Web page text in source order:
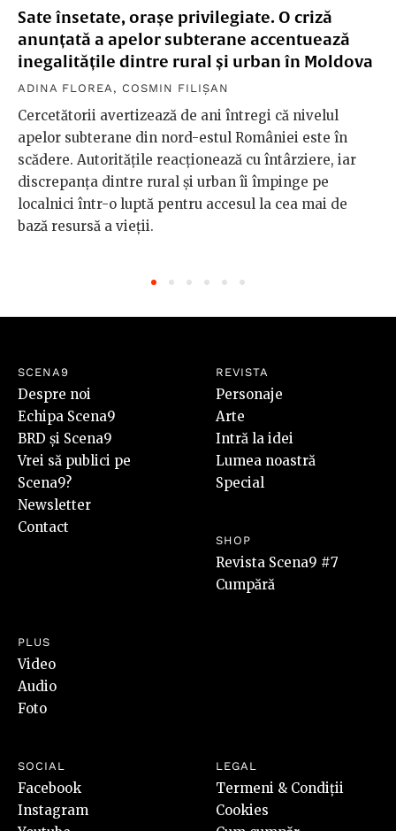
Sate însetate, orașe privilegiate. O criză
anunțată a apelor subterane accentuează
inegalitățile dintre rural și urban în Moldova
ADINA FLOREA , COSMIN FILIȘAN
Cercetătorii avertizează de ani întregi că nivelul
apelor subterane din nord-estul României este în
scădere. Autoritățile reacționează cu întârziere, iar
discrepanța dintre rural și urban îi împinge pe
localnici într-o luptă pentru accesul la cea mai de
bază resursă a vieții.
SCENA9
Despre noi
Echipa Scena9
BRD și Scena9
Vrei să publici pe
Scena9?
Newsletter
Contact
REVISTA
Personaje
Arte
Intră la idei
Lumea noastră
Special
SHOP
Revista Scena9 #7
Cumpără
PLUS
Video
Audio
Foto
SOCIAL
Facebook
Instagram
LEGAL
Termeni & Condiții
Cookies